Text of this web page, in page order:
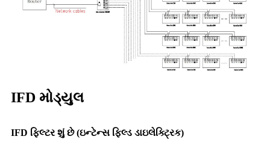
IFD મોડ્યુલ
IFD ફિલ્ટર શું છે (ઇન્ટેન્સ ફિલ્ડ ડાઇલેક્ટ્રિક)